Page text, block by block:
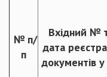
№ п/
п
Вхідний №
дата
документів